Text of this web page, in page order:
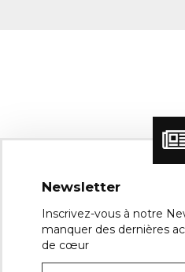
Newsletter
Inscrivez-vous à notre
manquer des dernières
de cœur